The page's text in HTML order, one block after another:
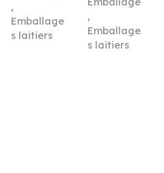
,
Emballage
s laitiers
,
Emballage
s laitiers